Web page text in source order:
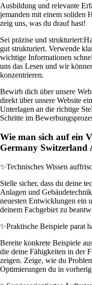
Ausbildung und relevante
jemanden mit einem soliden
zeig uns, was du drauf hast!
Sei präzise und strukturiert:
gut strukturiert. Verwende
wichtige Informationen
uns das Lesen und wir
konzentrieren.
Bewirb dich über unsere
direkt über unsere Website
Unterlagen an die richtige
Schritte im
Wie man sich auf ein
Germany
✨Technisches Wissen
Stelle sicher, dass du deine
Anlagen und
neuesten Entwicklungen ein
deinem Fachgebiet zu
✨Praktische Beispiele parat
Bereite konkrete Beispiele
die deine Fähigkeiten in der
zeigen. Zeige, wie du
Optimierungen du in